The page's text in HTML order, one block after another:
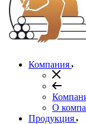
Компания
О
Продукция